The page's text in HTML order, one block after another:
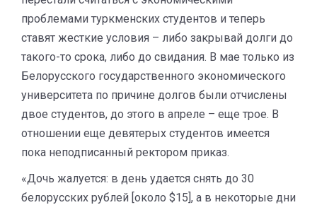
проблемами туркменских студентов и теперь
ставят жесткие условия – либо закрывай долги до
такого-то срока, либо до свидания. В мае только из
Белорусского государственного экономического
университета по причине долгов были отчислены
двое студентов, до этого в апреле – еще трое. В
отношении еще девятерых студентов имеется
пока неподписанный ректором приказ.
«Дочь жалуется: в день удается снять до 30
белорусских рублей [около $15], а в некоторые дни